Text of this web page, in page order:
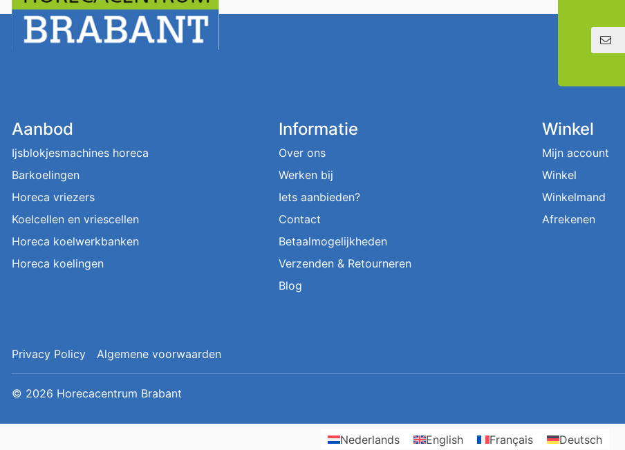
E-mailadres
Aanbod
Ijsblokjesmachines horeca
Barkoelingen
Horeca vriezers
Koelcellen en vriescellen
Horeca koelwerkbanken
Horeca koelingen
Informatie
Over ons
Werken bij
Iets aanbieden?
Contact
Betaalmogelijkheden
Verzenden & Retourneren
Blog
Winkel
Mijn account
Winkel
Winkelmand
Afrekenen
Privacy Policy Algemene voorwaarden
© 2026 Horecacentrum Brabant
Nederlands English Français Deutsch